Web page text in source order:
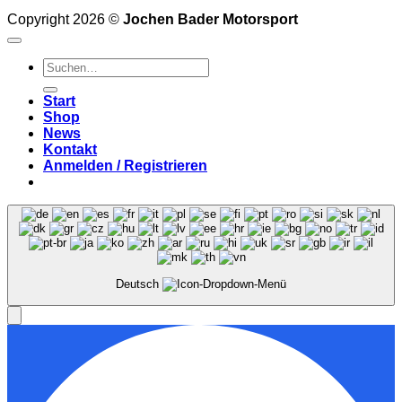
Copyright 2026 © Jochen Bader Motorsport
Suchen
nach:
Start
Shop
News
Kontakt
Anmelden / Registrieren
Deutsch